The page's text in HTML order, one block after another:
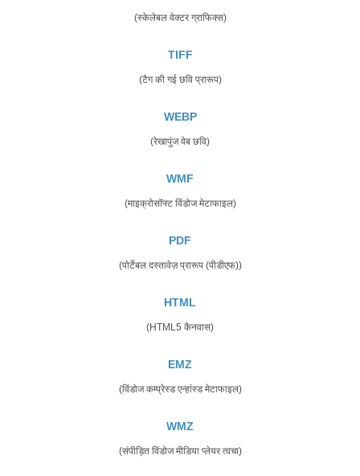
(स्केलेबल वेक्टर ग्राफिक्स)
TIFF
(टैग की गई छवि प्रारूप)
WEBP
(रेखापुंज वेब छवि)
WMF
(माइक्रोसॉफ्ट विंडोज मेटाफाइल)
PDF
(पोर्टेबल दस्तावेज़ प्रारूप (पीडीएफ))
HTML
(HTML5 कैनवास)
EMZ
(विंडोज कम्प्रेस्ड एन्हांस्ड मेटाफाइल)
WMZ
(संपीड़ित विंडोज मीडिया प्लेयर त्वचा)